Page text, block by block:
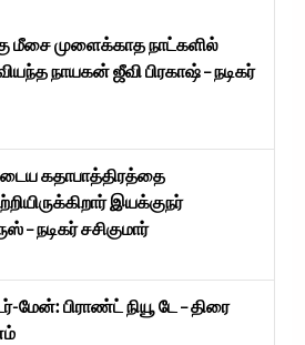
மீசை முளைக்காத நாட்களில்
நாயகன் ஜீவி பிரகாஷ் – நடிகர்
கதாபாத்திரத்தை
இயக்குநர்
நடிகர் சசிகுமார்
மேன்: பிராண்ட் நியூ டே – திரை